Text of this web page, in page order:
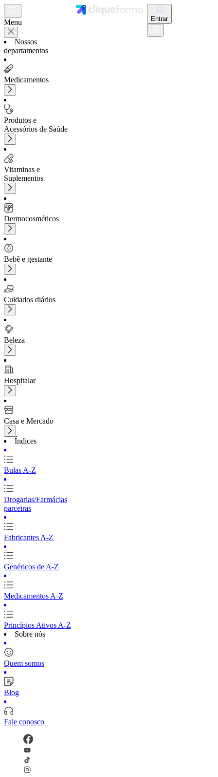
Menu
Nossos
departamentos
Medicamentos
Produtos e
Acessórios de Saúde
Vitaminas e
Suplementos
Dermocosméticos
Bebê e gestante
Cuidados diários
Beleza
Hospitalar
Casa e Mercado
Índices
Bulas A-Z
Drogarias/Farmácias
parceiras
Fabricantes A-Z
Genéricos de A-Z
Medicamentos A-Z
Princípios Ativos A-Z
Sobre nós
Quem somos
Blog
Fale conosco
Entrar